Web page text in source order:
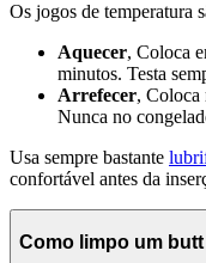
Os jogos de temperatura
Aquecer, Coloca
minutos. Testa
Arrefecer, Coloca
Nunca no
Usa sempre bastante
confortável antes da
Como limpo um